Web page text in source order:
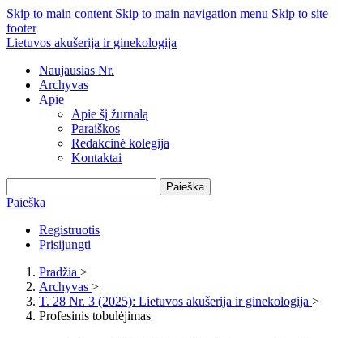
Skip to main content Skip to main navigation menu Skip to site
footer
Lietuvos akušerija ir ginekologija
Naujausias Nr.
Archyvas
Apie
Apie šį žurnalą
Paraiškos
Redakcinė kolegija
Kontaktai
Paieška
Paieška
Registruotis
Prisijungti
Pradžia >
Archyvas >
T. 28 Nr. 3 (2025): Lietuvos akušerija ir ginekologija >
Profesinis tobulėjimas